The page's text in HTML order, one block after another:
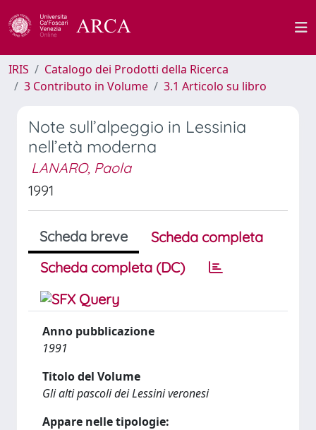
IRIS
Catalogo dei Prodotti della Ricerca
3 Contributo in Volume
3.1 Articolo su libro
Note sull’alpeggio in Lessinia
nell’età moderna
LANARO, Paola
1991
Scheda breve
Scheda completa
Scheda completa (DC)
Anno pubblicazione
1991
Titolo del Volume
Gli alti pascoli dei Lessini veronesi
Appare nelle tipologie: